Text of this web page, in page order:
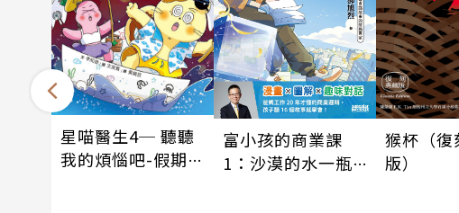
星喵醫生4─ 聽聽
我的煩惱吧-假期挑
富小孩的商業課
1：沙漠的水一瓶
猴杯（復
版）